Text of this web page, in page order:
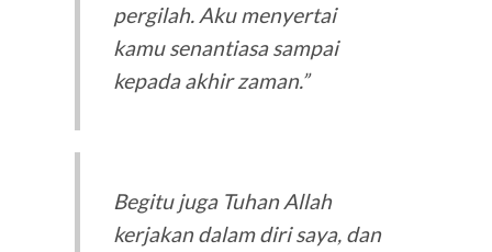
pergilah. Aku menyertai
kamu senantiasa sampai
kepada akhir zaman.”
Begitu juga Tuhan Allah
kerjakan dalam diri saya, dan